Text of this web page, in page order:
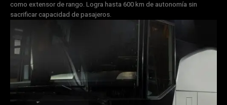
como extensor de rango. Logra hasta 600 km de autonomía sin
sacrificar capacidad de pasajeros.